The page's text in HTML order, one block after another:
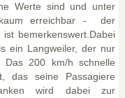
Werte sind und unter
kaum erreichbar - der
bemerkenswert.Dabei
ein Langweiler, der nur
200 km/h schnelle
das seine Passagiere
wird dabei zur